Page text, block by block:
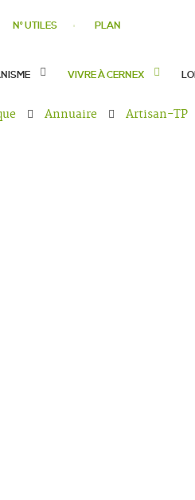
N° UTILES PLAN
VIVRE À CERNEX
Annuaire Artisan-TP